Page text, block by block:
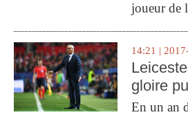
joueur de
14:21 |
gloire
En un an